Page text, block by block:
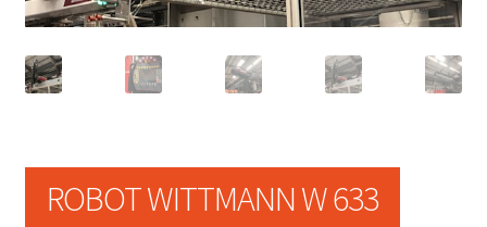
ROBOT WITTMANN W 633